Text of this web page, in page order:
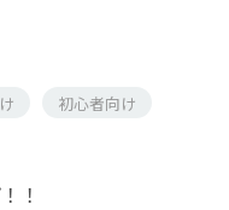
初心者向け
！